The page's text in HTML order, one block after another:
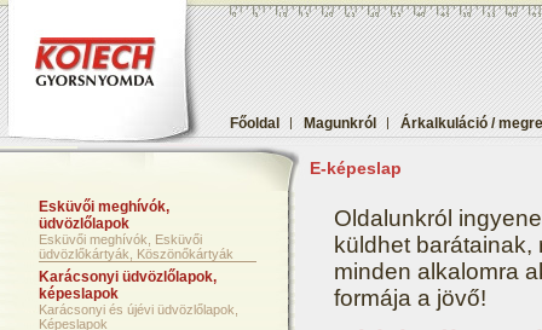
Főoldal | Magunkról | Árkalkuláció /
E-képeslap
Esküvői meghívók,
üdvözlőlapok
Esküvői meghívók, Esküvői
üdvözlőkártyák, Köszönőkártyák
Karácsonyi üdvözlőlapok,
képeslapok
Karácsonyi és újévi üdvözlőlapok,
Képeslapok
Oldalunkról
küldhet
minden alkalomra
formája a jövő!